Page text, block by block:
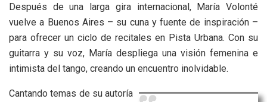
Después de una larga gira internacional, María Volonté
vuelve a Buenos Aires – su cuna y fuente de inspiración –
para ofrecer un ciclo de recitales en Pista Urbana. Con su
guitarra y su voz, María despliega una visión femenina e
intimista del tango, creando un encuentro inolvidable.
Cantando temas de su autoría